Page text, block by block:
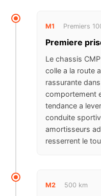
M1 Premiers
Premiere
Le chassis
colle a la route
rassurante
comportement
tendance a
conduite
amortisseurs
resserrent le
M2 500 km